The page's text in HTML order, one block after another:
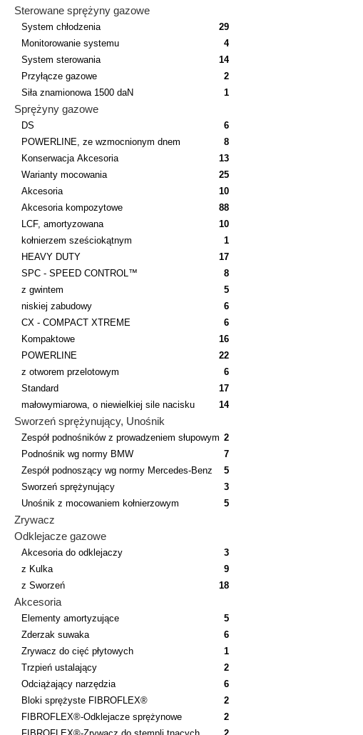
Sterowane sprężyny gazowe
System chłodzenia
29
Monitorowanie systemu
4
System sterowania
14
Przyłącze gazowe
2
Siła znamionowa 1500 daN
1
Sprężyny gazowe
DS
6
POWERLINE, ze wzmocnionym dnem
8
Konserwacja Akcesoria
13
Warianty mocowania
25
Akcesoria
10
Akcesoria kompozytowe
88
LCF, amortyzowana
10
kołnierzem sześciokątnym
1
HEAVY DUTY
17
SPC - SPEED CONTROL™
8
z gwintem
5
niskiej zabudowy
6
CX - COMPACT XTREME
6
Kompaktowe
16
POWERLINE
22
z otworem przelotowym
6
Standard
17
małowymiarowa, o niewielkiej sile nacisku
14
Sworzeń sprężynujący, Unośnik
Zespół podnośników z prowadzeniem słupowym 2
Podnośnik wg normy BMW
7
Zespół podnoszący wg normy Mercedes-Benz
5
Sworzeń sprężynujący
3
Unośnik z mocowaniem kołnierzowym
5
Zrywacz
Odklejacze gazowe
Akcesoria do odklejaczy
3
z Kulka
9
z Sworzeń
18
Akcesoria
Elementy amortyzujące
5
Zderzak suwaka
6
Zrywacz do cięć płytowych
1
Trzpień ustalający
2
Odciążający narzędzia
6
Bloki sprężyste FIBROFLEX®
2
FIBROFLEX®-Odklejacze sprężynowe
2